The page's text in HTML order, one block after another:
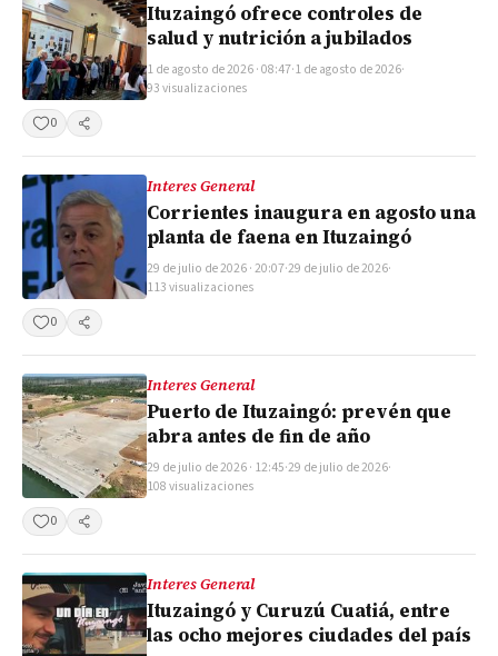
Ituzaingó ofrece controles de
salud y nutrición a jubilados
1 de agosto de 2026 · 08:47·1 de agosto de 2026·
93 visualizaciones
0
Compartir
Interes General
Corrientes inaugura en agosto una
planta de faena en Ituzaingó
29 de julio de 2026 · 20:07·29 de julio de 2026·
113 visualizaciones
0
Compartir
Interes General
Puerto de Ituzaingó: prevén que
abra antes de fin de año
29 de julio de 2026 · 12:45·29 de julio de 2026·
108 visualizaciones
0
Compartir
Interes General
Ituzaingó y Curuzú Cuatiá, entre
las ocho mejores ciudades del país